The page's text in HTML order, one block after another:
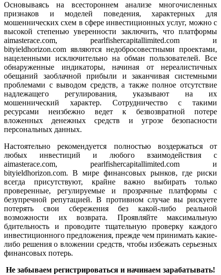
Основываясь на всестороннем анализе многочисленных
признаков и моделей поведения, характерных для
мошеннических схем в сфере инвестиционных услуг, можно с
высокой степенью уверенности заключить, что платформы
aimasterace.com, pearlfishercapitallimited.com и
bityieldhorizon.com являются недобросовестными проектами,
нацеленными исключительно на обман пользователей. Все
обнаруженные индикаторы, начиная от нереалистичных
обещаний заоблачной прибыли и заканчивая системными
проблемами с выводом средств, а также полное отсутствие
надлежащего регулирования, указывают на их
мошеннический характер. Сотрудничество с такими
ресурсами неизбежно ведет к безвозвратной потере
вложенных денежных средств и угрозе безопасности
персональных данных.
Настоятельно рекомендуется полностью воздержаться от
любых инвестиций и любого взаимодействия с
aimasterace.com, pearlfishercapitallimited.com и
bityieldhorizon.com. В мире финансовых рынков, где риски
всегда присутствуют, крайне важно выбирать только
проверенные, регулируемые и прозрачные платформы с
безупречной репутацией. В противном случае вы рискуете
потерять свои сбережения без какой-либо реальной
возможности их возврата. Проявляйте максимальную
бдительность и проводите тщательную проверку каждого
инвестиционного предложения, прежде чем принимать какие-
либо решения о вложении средств, чтобы избежать серьезных
финансовых потерь.
Не забываем регистрироваться и начинаем зарабатывать!